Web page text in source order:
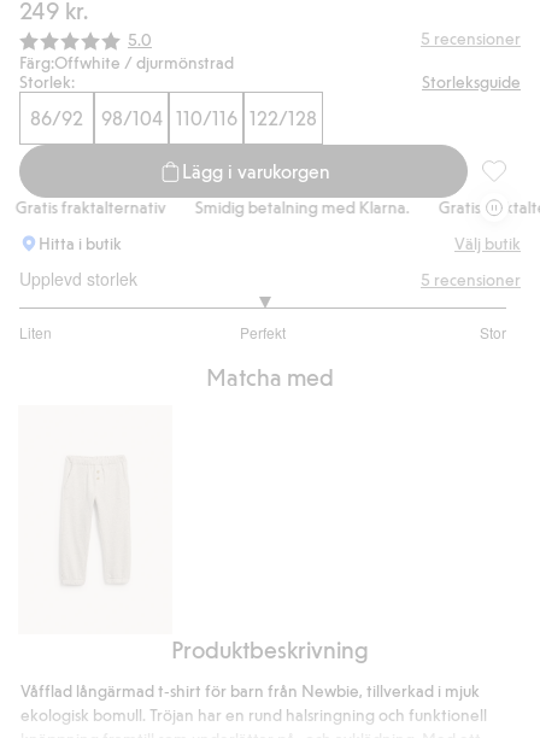
249 kr.
Snittbetyg:
5.0 5 recensioner
Färg:Offwhite / djurmönstrad
Storlek:
Storleksguide
86/92 98/104 110/116 122/128
Lägg i varukorgen
fraktalternativ Smidig betalning med Klarna.
Gratis
Hitta i butik
Välj butik
Upplevd storlek
Liten Perfekt Stor
utav
5 recensioner
Matcha med
Produktbeskrivning
Våfflad långärmad t‑shirt för barn från Newbie, tillverkad i mjuk
ekologisk bomull. Tröjan har en rund halsringning och funktionell